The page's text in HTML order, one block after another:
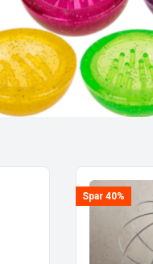
Spar 40%